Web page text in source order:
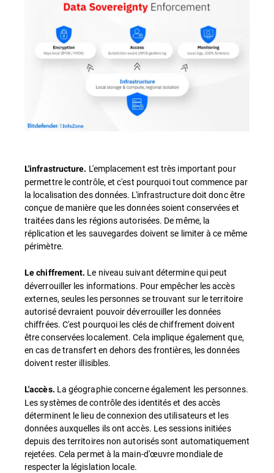
L'infrastructure. L'emplacement est très important pour
permettre le contrôle, et c'est pourquoi tout commence par
la localisation des données. L'infrastructure doit donc être
conçue de manière que les données soient conservées et
traitées dans les régions autorisées. De même, la
réplication et les sauvegardes doivent se limiter à ce même
périmètre.
Le chiffrement. Le niveau suivant détermine qui peut
déverrouiller les informations. Pour empêcher les accès
externes, seules les personnes se trouvant sur le territoire
autorisé devraient pouvoir déverrouiller les données
chiffrées. C'est pourquoi les clés de chiffrement doivent
être conservées localement. Cela implique également que,
en cas de transfert en dehors des frontières, les données
doivent rester illisibles.
L'accès. La géographie concerne également les personnes.
Les systèmes de contrôle des identités et des accès
déterminent le lieu de connexion des utilisateurs et les
données auxquelles ils ont accès. Les sessions initiées
depuis des territoires non autorisés sont automatiquement
rejetées. Cela permet à la main-d'œuvre mondiale de
respecter la législation locale.